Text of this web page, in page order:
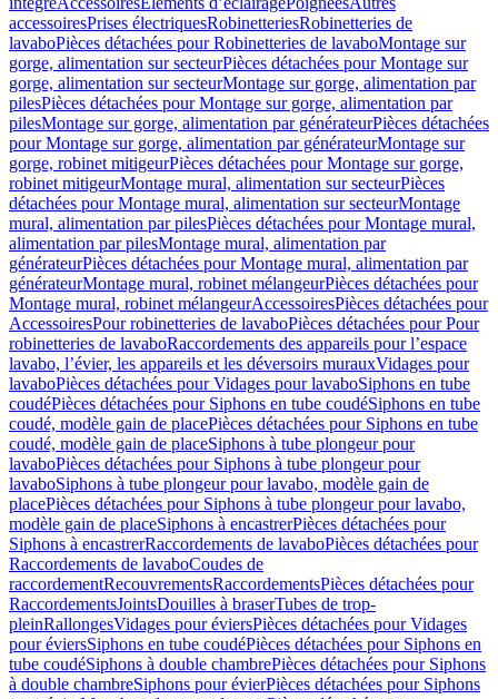
accessoiresPrises électriquesRobinetteriesRobinetteries de
lavaboPièces détachées pour Robinetteries de lavaboMontage sur
gorge, alimentation sur secteurPièces détachées pour Montage sur
gorge, alimentation sur secteurMontage sur gorge, alimentation par
pilesPièces détachées pour Montage sur gorge, alimentation par
pilesMontage sur gorge, alimentation par générateurPièces détachées
pour Montage sur gorge, alimentation par générateurMontage sur
gorge, robinet mitigeurPièces détachées pour Montage sur gorge,
robinet mitigeurMontage mural, alimentation sur secteurPièces
détachées pour Montage mural, alimentation sur secteurMontage
mural, alimentation par pilesPièces détachées pour Montage mural,
alimentation par pilesMontage mural, alimentation par
générateurPièces détachées pour Montage mural, alimentation par
générateurMontage mural, robinet mélangeurPièces détachées pour
Montage mural, robinet mélangeurAccessoiresPièces détachées pour
AccessoiresPour robinetteries de lavaboPièces détachées pour Pour
robinetteries de lavaboRaccordements des appareils pour l’espace
lavabo, l’évier, les appareils et les déversoirs murauxVidages pour
lavaboPièces détachées pour Vidages pour lavaboSiphons en tube
coudéPièces détachées pour Siphons en tube coudéSiphons en tube
coudé, modèle gain de placePièces détachées pour Siphons en tube
coudé, modèle gain de placeSiphons à tube plongeur pour
lavaboPièces détachées pour Siphons à tube plongeur pour
lavaboSiphons à tube plongeur pour lavabo, modèle gain de
placePièces détachées pour Siphons à tube plongeur pour lavabo,
modèle gain de placeSiphons à encastrerPièces détachées pour
Siphons à encastrerRaccordements de lavaboPièces détachées pour
Raccordements de lavaboCoudes de
raccordementRecouvrementsRaccordementsPièces détachées pour
RaccordementsJointsDouilles à braserTubes de trop-
pleinRallongesVidages pour éviersPièces détachées pour Vidages
pour éviersSiphons en tube coudéPièces détachées pour Siphons en
tube coudéSiphons à double chambrePièces détachées pour Siphons
à double chambreSiphons pour évierPièces détachées pour Siphons